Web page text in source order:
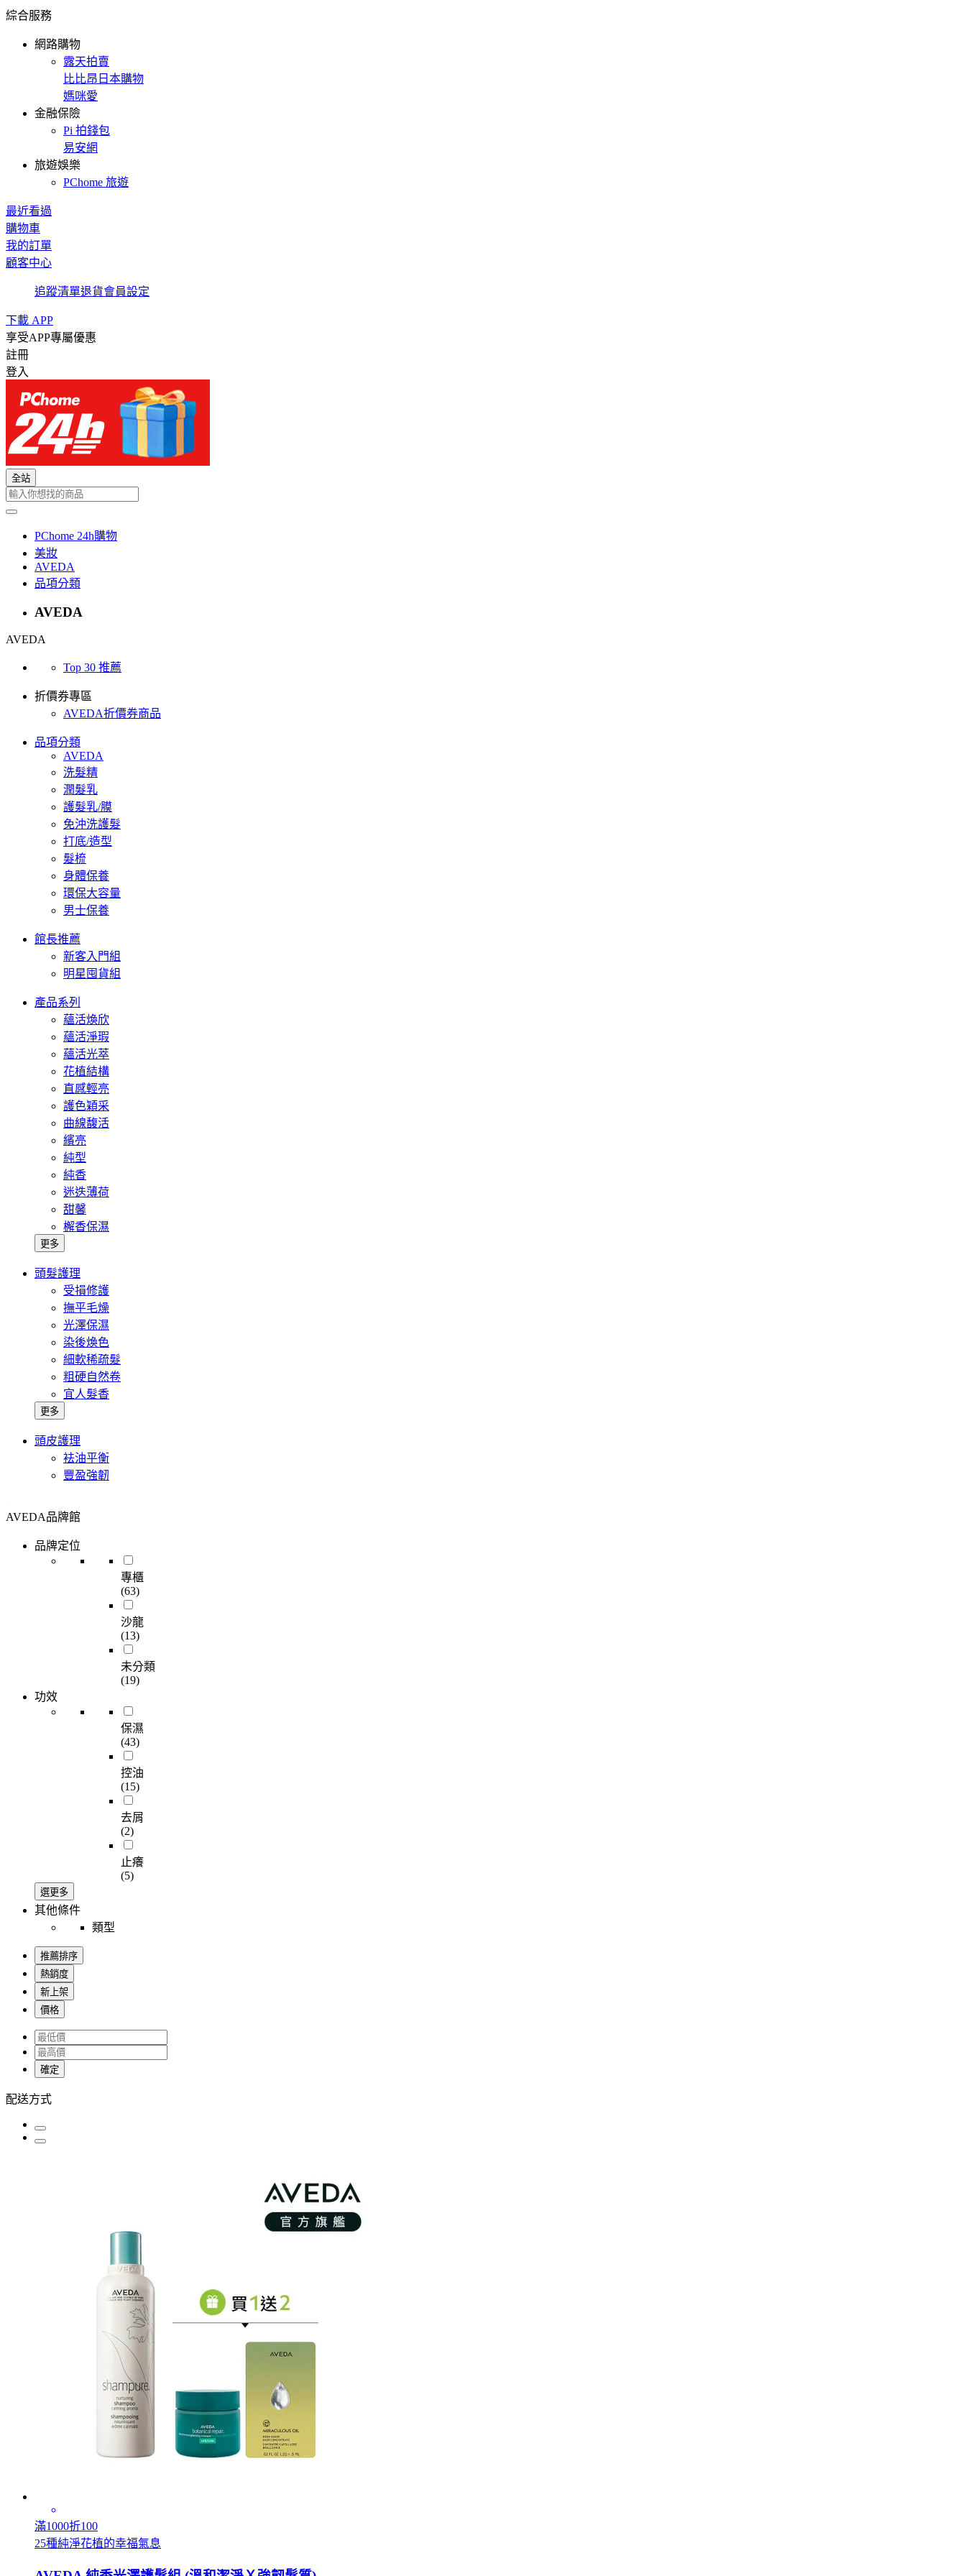
綜合服務
網路購物
露天拍賣
比比昂日本購物
媽咪愛
金融保險
Pi 拍錢包
易安網
旅遊娛樂
PChome 旅遊
最近看過
購物車
我的訂單
顧客中心
追蹤清單退貨會員設定
下載 APP
享受APP專屬優惠
註冊
登入
全站
PChome 24h購物
美妝
AVEDA
品項分類
AVEDA
AVEDA
Top 30 推薦
折價券專區
AVEDA折價券商品
品項分類
AVEDA
洗髮精
潤髮乳
護髮乳/膜
免沖洗護髮
打底/造型
髮梳
身體保養
環保大容量
男士保養
館長推薦
新客入門組
明星囤貨組
產品系列
蘊活煥欣
蘊活淨瑕
蘊活光萃
花植結構
直感輕亮
護色穎采
曲線馥活
繽亮
純型
純香
迷迭薄荷
甜馨
檞香保濕
更多
頭髮護理
受損修護
撫平毛燥
光澤保濕
染後煥色
細軟稀疏髮
粗硬自然卷
宜人髮香
更多
頭皮護理
袪油平衡
豐盈強韌
AVEDA品牌館
品牌定位
專櫃
(63)
沙龍
(13)
未分類
(19)
功效
保濕
(43)
控油
(15)
去屑
(2)
止癢
(5)
選更多
其他條件
類型
推薦排序
熱銷度
新上架
價格
確定
配送方式
滿1000折100
25種純淨花植的幸福氣息